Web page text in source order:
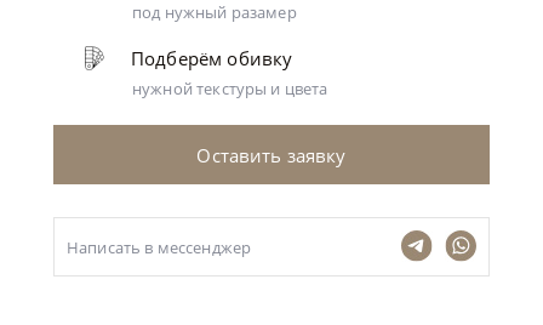
под нужный разамер
Подберём обивку
нужной текстуры и цвета
Оставить заявку
Написать в мессенджер